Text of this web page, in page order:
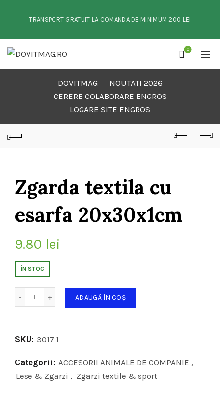
TRANSPORT GRATUIT LA COMANDA DE MINIMUM 200 LEI
0
DOVITMAG
NOUTATI 2026
CERERE COLABORARE ENGROS
LOGARE SITE ENGROS
Zgarda textila cu
esarfa 20x30x1cm
9.80 lei
ÎN STOC
ADAUGĂ ÎN COȘ
SKU: 3017.1
Categorii: ACCESORII ANIMALE DE COMPANIE ,
Lese & Zgarzi , Zgarzi textile & sport